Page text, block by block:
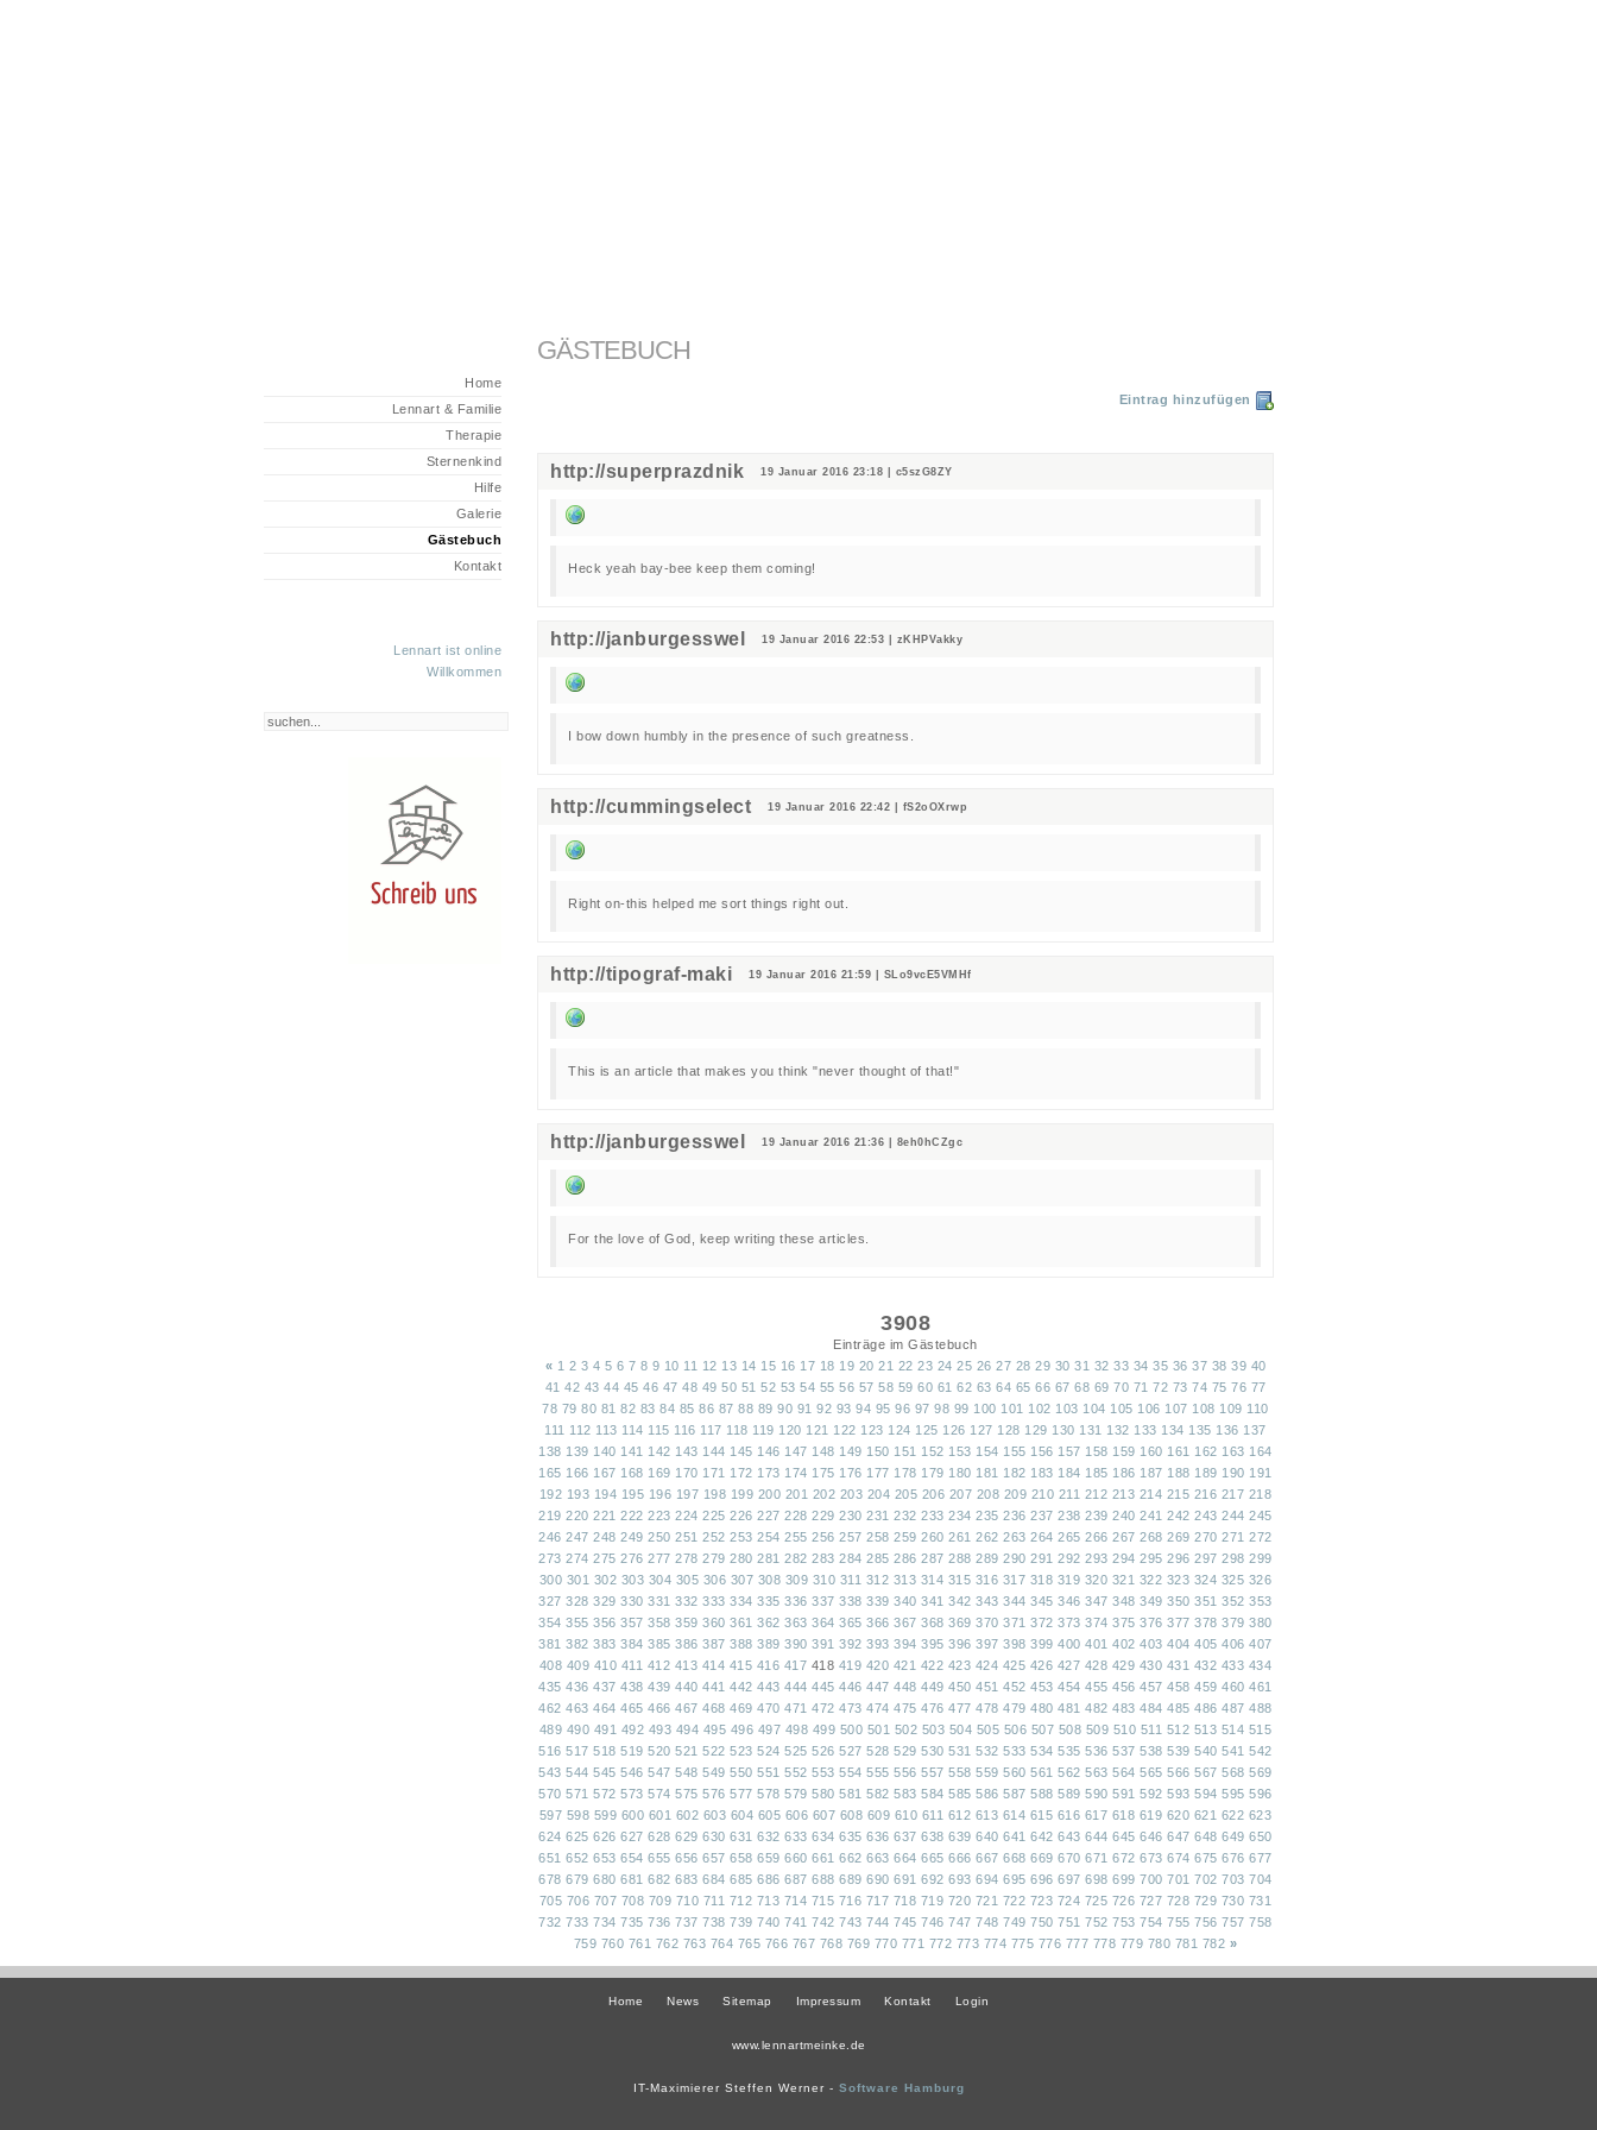
Home
Lennart & Familie
Therapie
Sternenkind
Hilfe
Galerie
Gästebuch
Kontakt
Lennart ist online
Willkommen
GÄSTEBUCH
Eintrag hinzufügen
http://superprazdnik 19 Januar 2016 23:18 | c5szG8ZY
Heck yeah bay-bee keep them coming!
http://janburgesswel 19 Januar 2016 22:53 | zKHPVakky
I bow down humbly in the presence of such greatness.
http://cummingselect 19 Januar 2016 22:42 | fS2oOXrwp
Right on-this helped me sort things right out.
http://tipograf-maki 19 Januar 2016 21:59 | SLo9vcE5VMHf
This is an article that makes you think "never thought of that!"
http://janburgesswel 19 Januar 2016 21:36 | 8eh0hCZgc
For the love of God, keep writing these articles.
3908
Einträge im Gästebuch
« 1 2 3 4 5 6 7 8 9 10 11 12 13 14 15 16 17 18 19 20 21 22 23 24 25 26 27 28 29 30 31 32 33 34 35 36 37 38 39 40
41 42 43 44 45 46 47 48 49 50 51 52 53 54 55 56 57 58 59 60 61 62 63 64 65 66 67 68 69 70 71 72 73 74 75 76 77
78 79 80 81 82 83 84 85 86 87 88 89 90 91 92 93 94 95 96 97 98 99 100 101 102 103 104 105 106 107 108 109 110
111 112 113 114 115 116 117 118 119 120 121 122 123 124 125 126 127 128 129 130 131 132 133 134 135 136 137
138 139 140 141 142 143 144 145 146 147 148 149 150 151 152 153 154 155 156 157 158 159 160 161 162 163 164
165 166 167 168 169 170 171 172 173 174 175 176 177 178 179 180 181 182 183 184 185 186 187 188 189 190 191
192 193 194 195 196 197 198 199 200 201 202 203 204 205 206 207 208 209 210 211 212 213 214 215 216 217 218
219 220 221 222 223 224 225 226 227 228 229 230 231 232 233 234 235 236 237 238 239 240 241 242 243 244 245
246 247 248 249 250 251 252 253 254 255 256 257 258 259 260 261 262 263 264 265 266 267 268 269 270 271 272
273 274 275 276 277 278 279 280 281 282 283 284 285 286 287 288 289 290 291 292 293 294 295 296 297 298 299
300 301 302 303 304 305 306 307 308 309 310 311 312 313 314 315 316 317 318 319 320 321 322 323 324 325 326
327 328 329 330 331 332 333 334 335 336 337 338 339 340 341 342 343 344 345 346 347 348 349 350 351 352 353
354 355 356 357 358 359 360 361 362 363 364 365 366 367 368 369 370 371 372 373 374 375 376 377 378 379 380
381 382 383 384 385 386 387 388 389 390 391 392 393 394 395 396 397 398 399 400 401 402 403 404 405 406 407
408 409 410 411 412 413 414 415 416 417 418 419 420 421 422 423 424 425 426 427 428 429 430 431 432 433 434
435 436 437 438 439 440 441 442 443 444 445 446 447 448 449 450 451 452 453 454 455 456 457 458 459 460 461
462 463 464 465 466 467 468 469 470 471 472 473 474 475 476 477 478 479 480 481 482 483 484 485 486 487 488
489 490 491 492 493 494 495 496 497 498 499 500 501 502 503 504 505 506 507 508 509 510 511 512 513 514 515
516 517 518 519 520 521 522 523 524 525 526 527 528 529 530 531 532 533 534 535 536 537 538 539 540 541 542
543 544 545 546 547 548 549 550 551 552 553 554 555 556 557 558 559 560 561 562 563 564 565 566 567 568 569
570 571 572 573 574 575 576 577 578 579 580 581 582 583 584 585 586 587 588 589 590 591 592 593 594 595 596
597 598 599 600 601 602 603 604 605 606 607 608 609 610 611 612 613 614 615 616 617 618 619 620 621 622 623
624 625 626 627 628 629 630 631 632 633 634 635 636 637 638 639 640 641 642 643 644 645 646 647 648 649 650
651 652 653 654 655 656 657 658 659 660 661 662 663 664 665 666 667 668 669 670 671 672 673 674 675 676 677
678 679 680 681 682 683 684 685 686 687 688 689 690 691 692 693 694 695 696 697 698 699 700 701 702 703 704
705 706 707 708 709 710 711 712 713 714 715 716 717 718 719 720 721 722 723 724 725 726 727 728 729 730 731
732 733 734 735 736 737 738 739 740 741 742 743 744 745 746 747 748 749 750 751 752 753 754 755 756 757 758
759 760 761 762 763 764 765 766 767 768 769 770 771 772 773 774 775 776 777 778 779 780 781 782 »
Home News Sitemap Impressum Kontakt Login
www.lennartmeinke.de
IT-Maximierer Steffen Werner - Software Hamburg